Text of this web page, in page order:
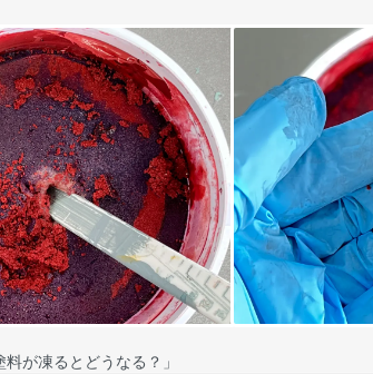
が凍るとどうなる？」